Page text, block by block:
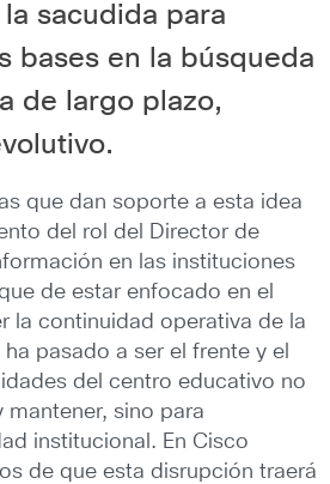
sacudida para
bases en la búsqueda
de largo plazo,
que dan soporte a esta idea
del rol del Director de
en las instituciones
de estar enfocado en el
la continuidad operativa de la
pasado a ser el frente y el
del centro educativo no
sino para
institucional. En Cisco
de que esta disrupción traerá